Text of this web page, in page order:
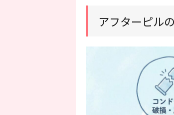
アフターピル